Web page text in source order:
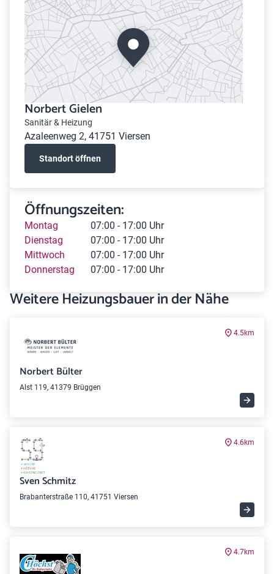
Norbert Gielen
Sanitär & Heizung
Azaleenweg 2, 41751 Viersen
Standort öffnen
Öffnungszeiten:
Montag
07:00 - 17:00 Uhr
Dienstag
07:00 - 17:00 Uhr
Mittwoch
07:00 - 17:00 Uhr
Donnerstag
07:00 - 17:00 Uhr
Weitere Heizungsbauer in der Nähe
4.5km
Norbert Bülter
Alst 119, 41379 Brüggen
4.6km
Sven Schmitz
Brabanterstraße 110, 41751 Viersen
4.7km